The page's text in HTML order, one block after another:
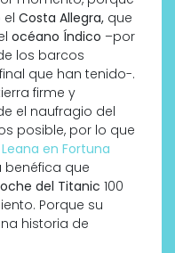
el Costa Allegra, que
océano Índico –por
los barcos
que han tenido-.
firme y
el naufragio del
posible, por lo que
en Fortuna
benéfica que
del Titanic 100
Porque su
historia de